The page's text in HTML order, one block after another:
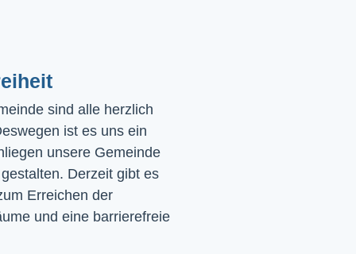
sind alle herzlich
ist es uns ein
unsere Gemeinde
Derzeit gibt es
Erreichen der
und eine barrierefreie